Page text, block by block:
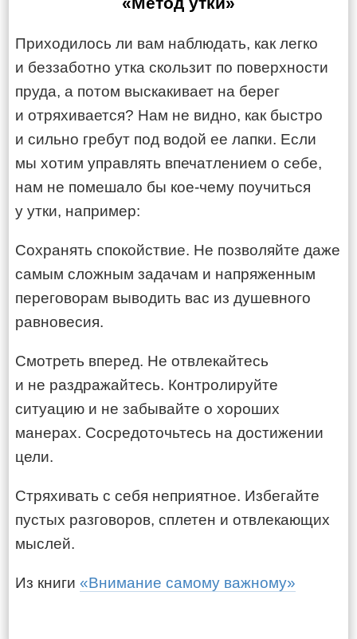
Приходилось ли вам наблюдать, как легко
и беззаботно утка скользит по поверхности
пруда, а потом выскакивает на берег
и отряхивается? Нам не видно, как быстро
и сильно гребут под водой ее лапки. Если
мы хотим управлять впечатлением о себе,
нам не помешало бы кое-чему поучиться
у утки, например:
Сохранять спокойствие. Не позволяйте даже
самым сложным задачам и напряженным
переговорам выводить вас из душевного
равновесия.
Смотреть вперед. Не отвлекайтесь
и не раздражайтесь. Контролируйте
ситуацию и не забывайте о хороших
манерах. Сосредоточьтесь на достижении
цели.
Стряхивать с себя неприятное. Избегайте
пустых разговоров, сплетен и отвлекающих
мыслей.
Из книги «Внимание самому важному»